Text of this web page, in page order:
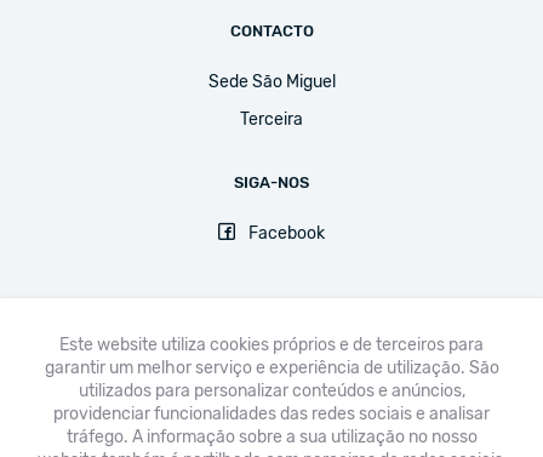
CONTACTO
Sede São Miguel
Terceira
SIGA-NOS
Facebook
FNE UGT CPLP-SE CSEE-ETUCE EI-IE CSI
Avisos legais & Política de Privacidade
Este website utiliza cookies próprios e de terceiros para
garantir um melhor serviço e experiência de utilização. São
utilizados para personalizar conteúdos e anúncios,
providenciar funcionalidades das redes sociais e analisar
tráfego. A informação sobre a sua utilização no nosso